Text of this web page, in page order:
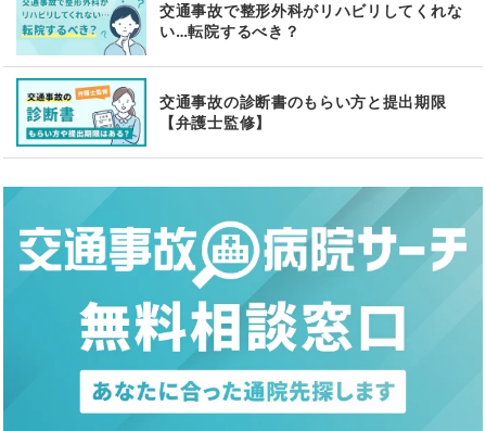
交通事故で整形外科がリハビリしてくれな
い…転院するべき？
交通事故の診断書のもらい方と提出期限
【弁護士監修】